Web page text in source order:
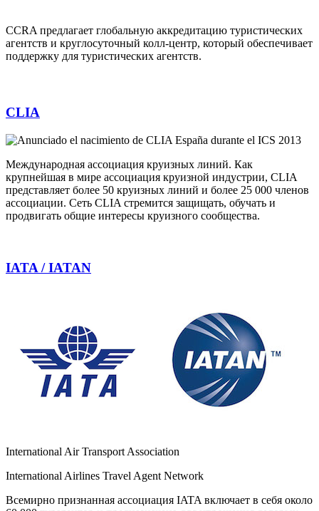
CCRA предлагает глобальную аккредитацию туристических
агентств и круглосуточный колл-центр, который обеспечивает
поддержку для туристических агентств.
CLIA
Международная ассоциация круизных линий. Как
крупнейшая в мире ассоциация круизной индустрии, CLIA
представляет более 50 круизных линий и более 25 000 членов
ассоциации. Сеть CLIA стремится защищать, обучать и
продвигать общие интересы круизного сообщества.
IATA / IATAN
International Air Transport Association
International Airlines Travel Agent Network
Всемирно признанная ассоциация IATA включает в себя около